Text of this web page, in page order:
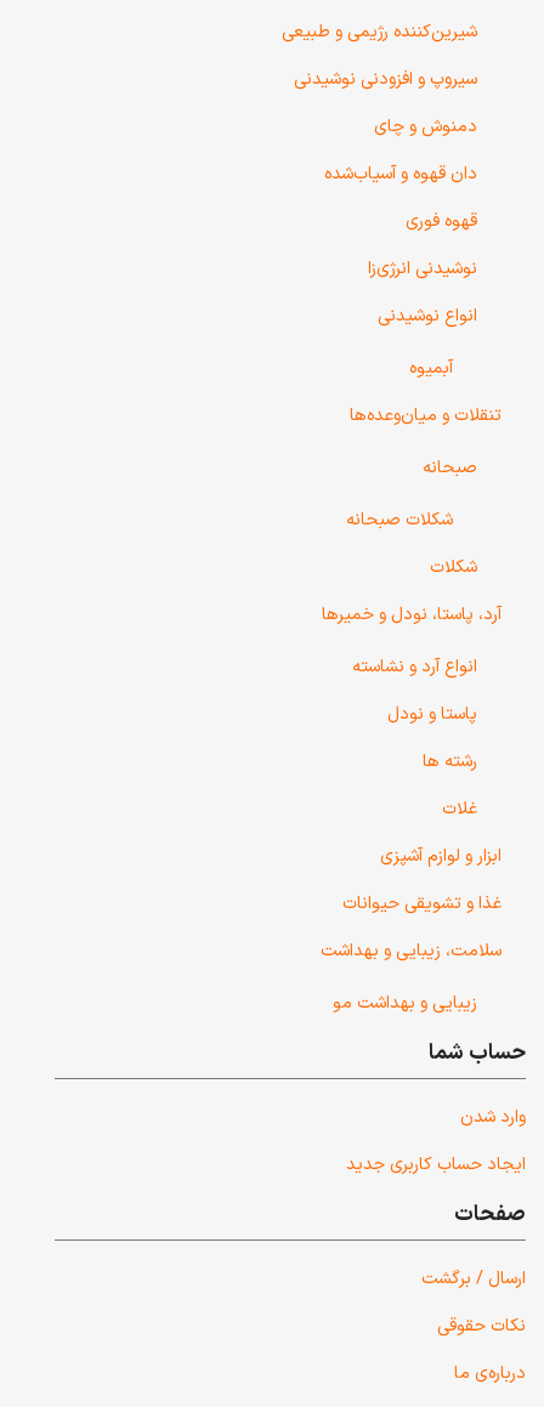
شیرین‌کننده رژیمی و طبیعی
سیروپ و افزودنی نوشیدنی
دمنوش و چای
دان قهوه و آسیاب‌شده
قهوه فوری
نوشیدنی انرژی‌زا
انواع نوشیدنی
آبمیوه
تنقلات و میان‌وعده‌ها
صبحانه
شکلات صبحانه
شکلات
آرد، پاستا، نودل و خمیرها
انواع آرد و نشاسته
پاستا و نودل
رشته ها
غلات
ابزار و لوازم آشپزی
غذا و تشویقی حیوانات
سلامت، زیبایی و بهداشت
زیبایی و بهداشت مو
حساب شما
وارد شدن
ایجاد حساب کاربری جدید
صفحات
ارسال / برگشت
نکات حقوقی
درباره‌ی ما